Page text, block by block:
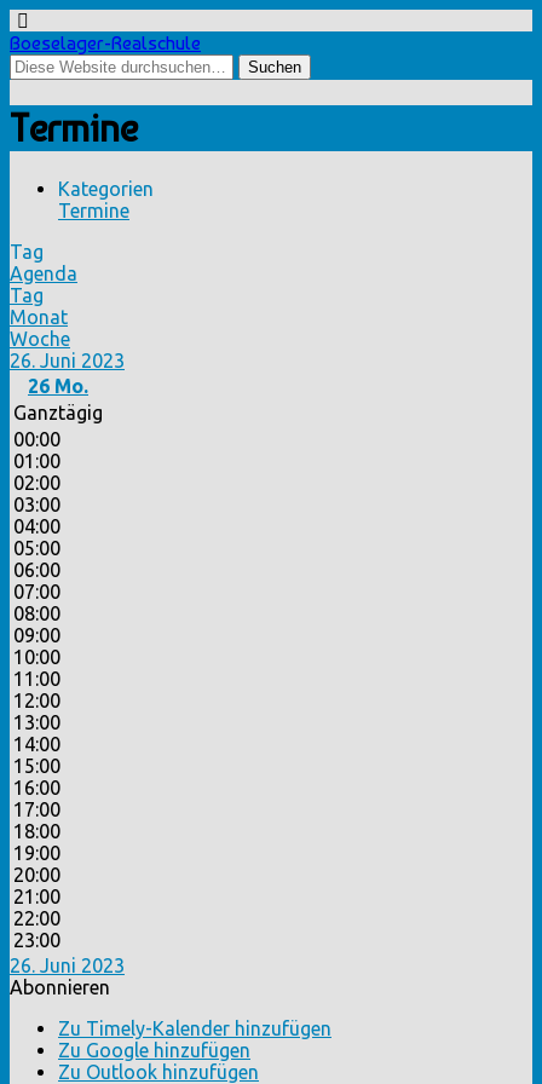
Boeselager-Realschule
Termine
Kategorien
Termine
Tag
Agenda
Tag
Monat
Woche
26. Juni 2023
26 Mo.
Ganztägig
00:00
01:00
02:00
03:00
04:00
05:00
06:00
07:00
08:00
09:00
10:00
11:00
12:00
13:00
14:00
15:00
16:00
17:00
18:00
19:00
20:00
21:00
22:00
23:00
26. Juni 2023
Abonnieren
Zu Timely-Kalender hinzufügen
Zu Google hinzufügen
Zu Outlook hinzufügen